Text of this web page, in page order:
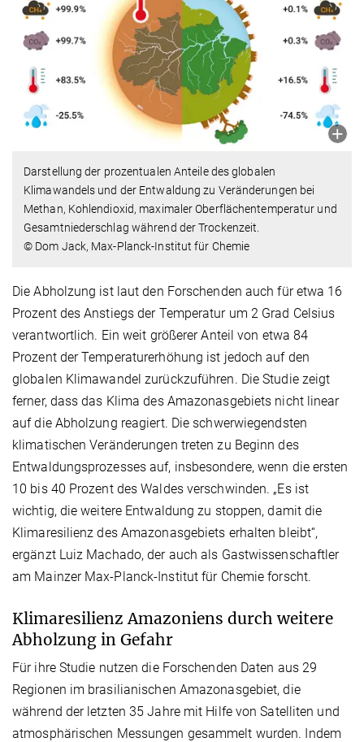
Darstellung der prozentualen Anteile des globalen
Klimawandels und der Entwaldung zu Veränderungen bei
Methan, Kohlendioxid, maximaler Oberflächentemperatur und
Gesamtniederschlag während der Trockenzeit.
© Dom Jack, Max-Planck-Institut für Chemie
Die Abholzung ist laut den Forschenden auch für etwa 16
Prozent des Anstiegs der Temperatur um 2 Grad Celsius
verantwortlich. Ein weit größerer Anteil von etwa 84
Prozent der Temperaturerhöhung ist jedoch auf den
globalen Klimawandel zurückzuführen. Die Studie zeigt
ferner, dass das Klima des Amazonasgebiets nicht linear
auf die Abholzung reagiert. Die schwerwiegendsten
klimatischen Veränderungen treten zu Beginn des
Entwaldungsprozesses auf, insbesondere, wenn die ersten
10 bis 40 Prozent des Waldes verschwinden. „Es ist
wichtig, die weitere Entwaldung zu stoppen, damit die
Klimaresilienz des Amazonasgebiets erhalten bleibt“,
ergänzt Luiz Machado, der auch als Gastwissenschaftler
am Mainzer Max-Planck-Institut für Chemie forscht.
Klimaresilienz Amazoniens durch weitere
Abholzung in Gefahr
Für ihre Studie nutzen die Forschenden Daten aus 29
Regionen im brasilianischen Amazonasgebiet, die
während der letzten 35 Jahre mit Hilfe von Satelliten und
atmosphärischen Messungen gesammelt wurden. Indem